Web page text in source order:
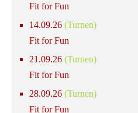
Fit for Fun
14.09.26 (Turnen)
Fit for Fun
21.09.26 (Turnen)
Fit for Fun
28.09.26 (Turnen)
Fit for Fun